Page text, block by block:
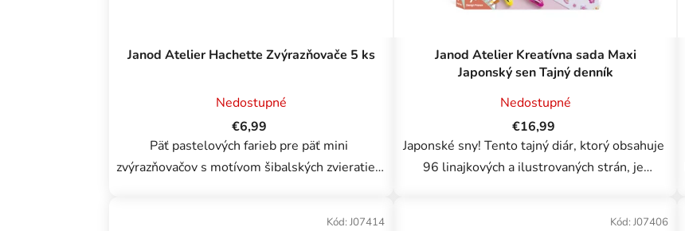
Janod Atelier Hachette Zvýrazňovače 5 ks
Nedostupné
€6,99
Päť pastelových farieb pre päť mini
zvýrazňovačov s motívom šibalských zvieratiek
Janod Atelier Kreatívna sada Maxi
Japonský sen Tajný denník
Nedostupné
€16,99
Japonské sny! Tento tajný diár, ktorý obsahuje
96 linajkových a ilustrovaných strán, je
Kód: J07414 Kód:J07406